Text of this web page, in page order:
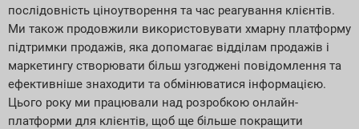
послідовність ціноутворення та час реагування клієнтів.
Ми також продовжили використовувати хмарну платформу
підтримки продажів, яка допомагає відділам продажів і
маркетингу створювати більш узгоджені повідомлення та
ефективніше знаходити та обмінюватися інформацією.
Цього року ми працювали над розробкою онлайн-
платформи для клієнтів, щоб ще більше покращити